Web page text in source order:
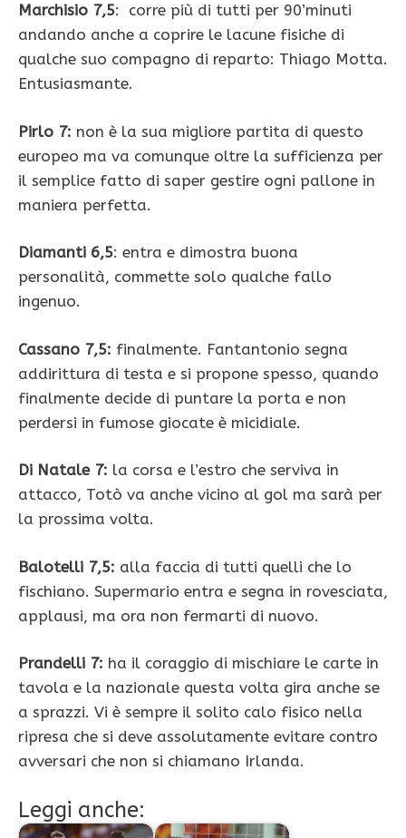
Marchisio 7,5: corre più di tutti per 90’minuti
andando anche a coprire le lacune fisiche di
qualche suo compagno di reparto: Thiago Motta.
Entusiasmante.
Pirlo 7: non è la sua migliore partita di questo
europeo ma va comunque oltre la sufficienza per
il semplice fatto di saper gestire ogni pallone in
maniera perfetta.
Diamanti 6,5: entra e dimostra buona
personalità, commette solo qualche fallo
ingenuo.
Cassano 7,5: finalmente. Fantantonio segna
addirittura di testa e si propone spesso, quando
finalmente decide di puntare la porta e non
perdersi in fumose giocate è micidiale.
Di Natale 7: la corsa e l’estro che serviva in
attacco, Totò va anche vicino al gol ma sarà per
la prossima volta.
Balotelli 7,5: alla faccia di tutti quelli che lo
fischiano. Supermario entra e segna in rovesciata,
applausi, ma ora non fermarti di nuovo.
Prandelli 7: ha il coraggio di mischiare le carte in
tavola e la nazionale questa volta gira anche se
a sprazzi. Vi è sempre il solito calo fisico nella
ripresa che si deve assolutamente evitare contro
avversari che non si chiamano Irlanda.
Leggi anche: